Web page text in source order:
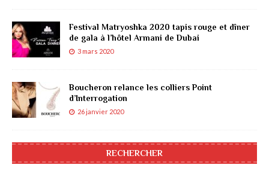
Festival Matryoshka 2020 tapis rouge et dîner
de gala à l’hôtel Armani de Dubai
3 mars 2020
Boucheron relance les colliers Point
d’Interrogation
26 janvier 2020
RECHERCHER